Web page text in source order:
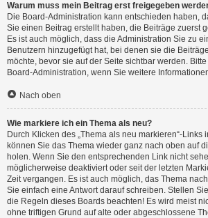
Warum muss mein Beitrag erst freigegeben
Die Board-Administration kann entschieden haben,
Sie einen Beitrag erstellt haben, die Beiträge zuerst
Es ist auch möglich, dass die Administration Sie zu
Benutzern hinzugefügt hat, bei denen sie die
möchte, bevor sie auf der Seite sichtbar werden.
Board-Administration, wenn Sie weitere
Nach oben
Wie markiere ich ein Thema als neu?
Durch Klicken des „Thema als neu markieren“-Links
können Sie das Thema wieder ganz nach oben auf
holen. Wenn Sie den entsprechenden Link nicht
möglicherweise deaktiviert oder seit der letzten
Zeit vergangen. Es ist auch möglich, das Thema
Sie einfach eine Antwort darauf schreiben. Stellen
die Regeln dieses Boards beachten! Es wird meist
ohne triftigen Grund auf alte oder abgeschlossene